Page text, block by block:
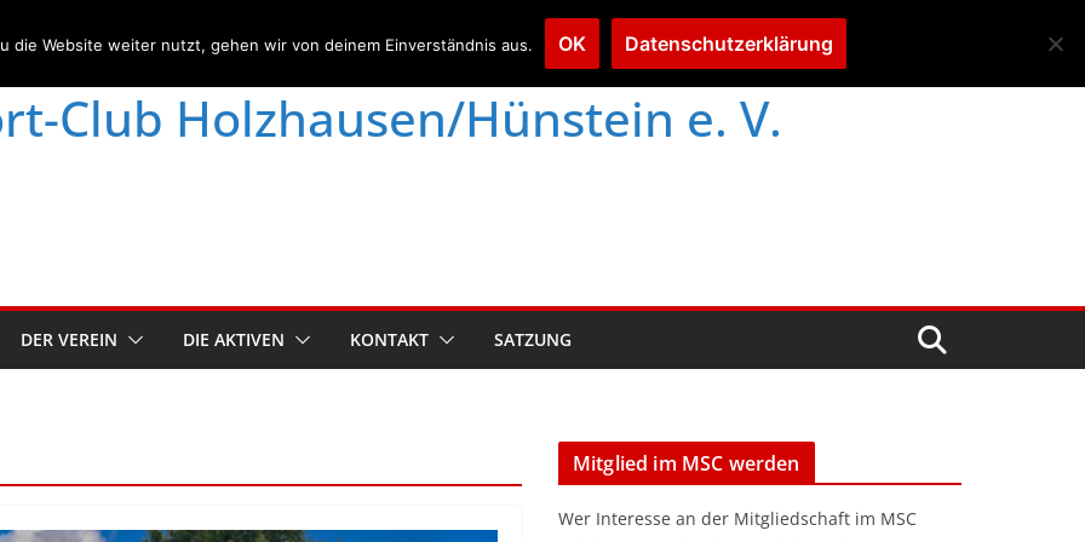
Club Holzhausen/Hünstein e. V.
DER VEREIN DIE AKTIVEN KONTAKT SATZUNG
Mitglied im MSC werden
Wer Interesse an der Mitgliedschaft im MSC
die Website weiter nutzt, gehen wir von deinem Einverständnis aus. OK Datenschutzerklärung